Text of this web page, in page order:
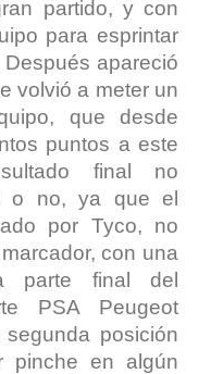
partido, y con
para esprintar
apareció
volvió a meter un
que desde
puntos a este
final no
o no, ya que el
por Tyco, no
con una
parte final del
PSA Peugeot
posición
pinche en algún